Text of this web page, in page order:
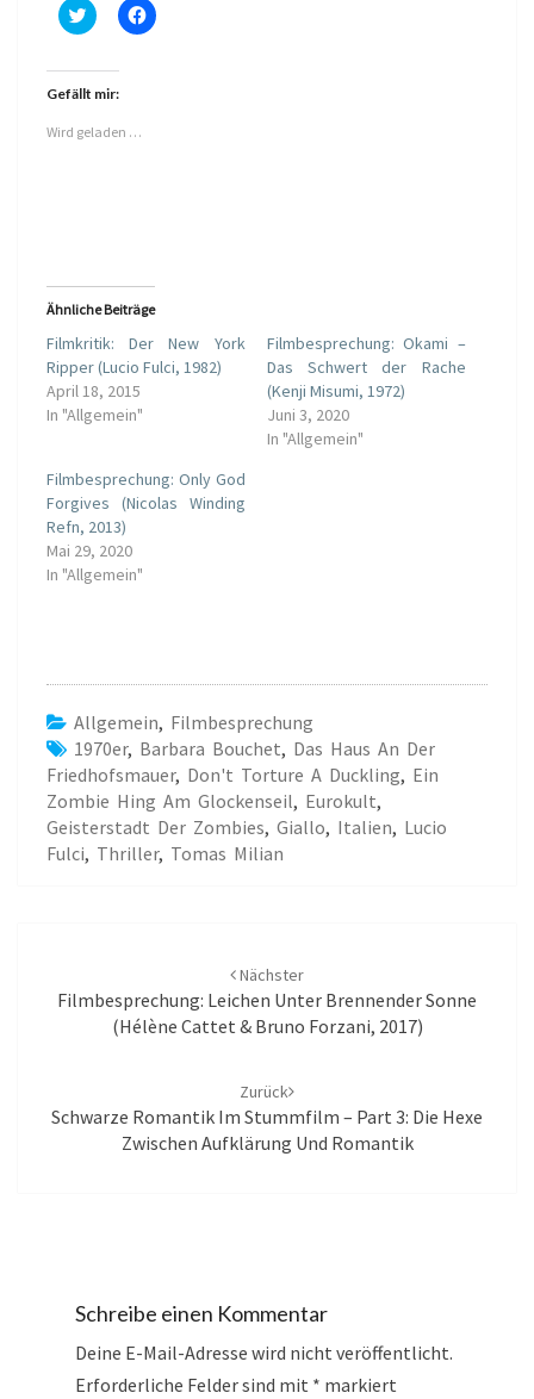
K
l
k
,
u
ü
r
z
u
t
e
i
e
n
(
r
d
i
n
n
e
u
e
g
e
ö
f
f
n
t
K
l
k
z
u
t
e
i
r
d
i
g
e
ö
f
f
n
e
t
)
Gefällt mir:
Wird geladen …
Ähnliche Beiträge
Filmkritik: Der New York
Ripper (Lucio Fulci, 1982)
April 18, 2015
In "Allgemein"
Filmbesprechung: Okami –
Das Schwert der Rache
(Kenji Misumi, 1972)
Juni 3, 2020
In "Allgemein"
Filmbesprechung: Only God
Forgives (Nicolas Winding
Refn, 2013)
Mai 29, 2020
In "Allgemein"
Allgemein, Filmbesprechung
1970er, Barbara Bouchet, Das Haus An Der
Friedhofsmauer, Don't Torture A Duckling, Ein
Zombie Hing Am Glockenseil, Eurokult,
Geisterstadt Der Zombies, Giallo, Italien, Lucio
Fulci, Thriller, Tomas Milian
Nächster
Filmbesprechung: Leichen Unter Brennender Sonne
(Hélène Cattet & Bruno Forzani, 2017)
Zurück
Schwarze Romantik Im Stummfilm – Part 3: Die Hexe
Zwischen Aufklärung Und Romantik
Schreibe einen Kommentar
Deine E-Mail-Adresse wird nicht veröffentlicht.
Erforderliche Felder sind mit * markiert